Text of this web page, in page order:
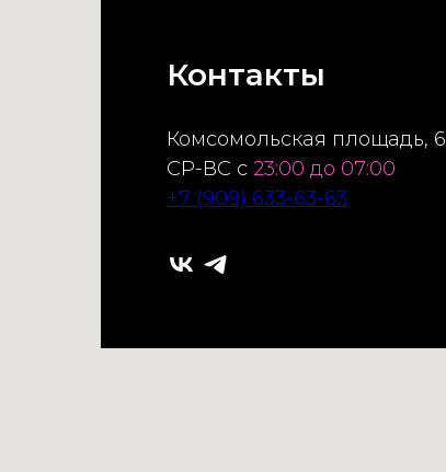
Контакты
Комсомольская площадь, 6
СР-ВС с 23:00 до 07:00
+7 (909) 633-63-63